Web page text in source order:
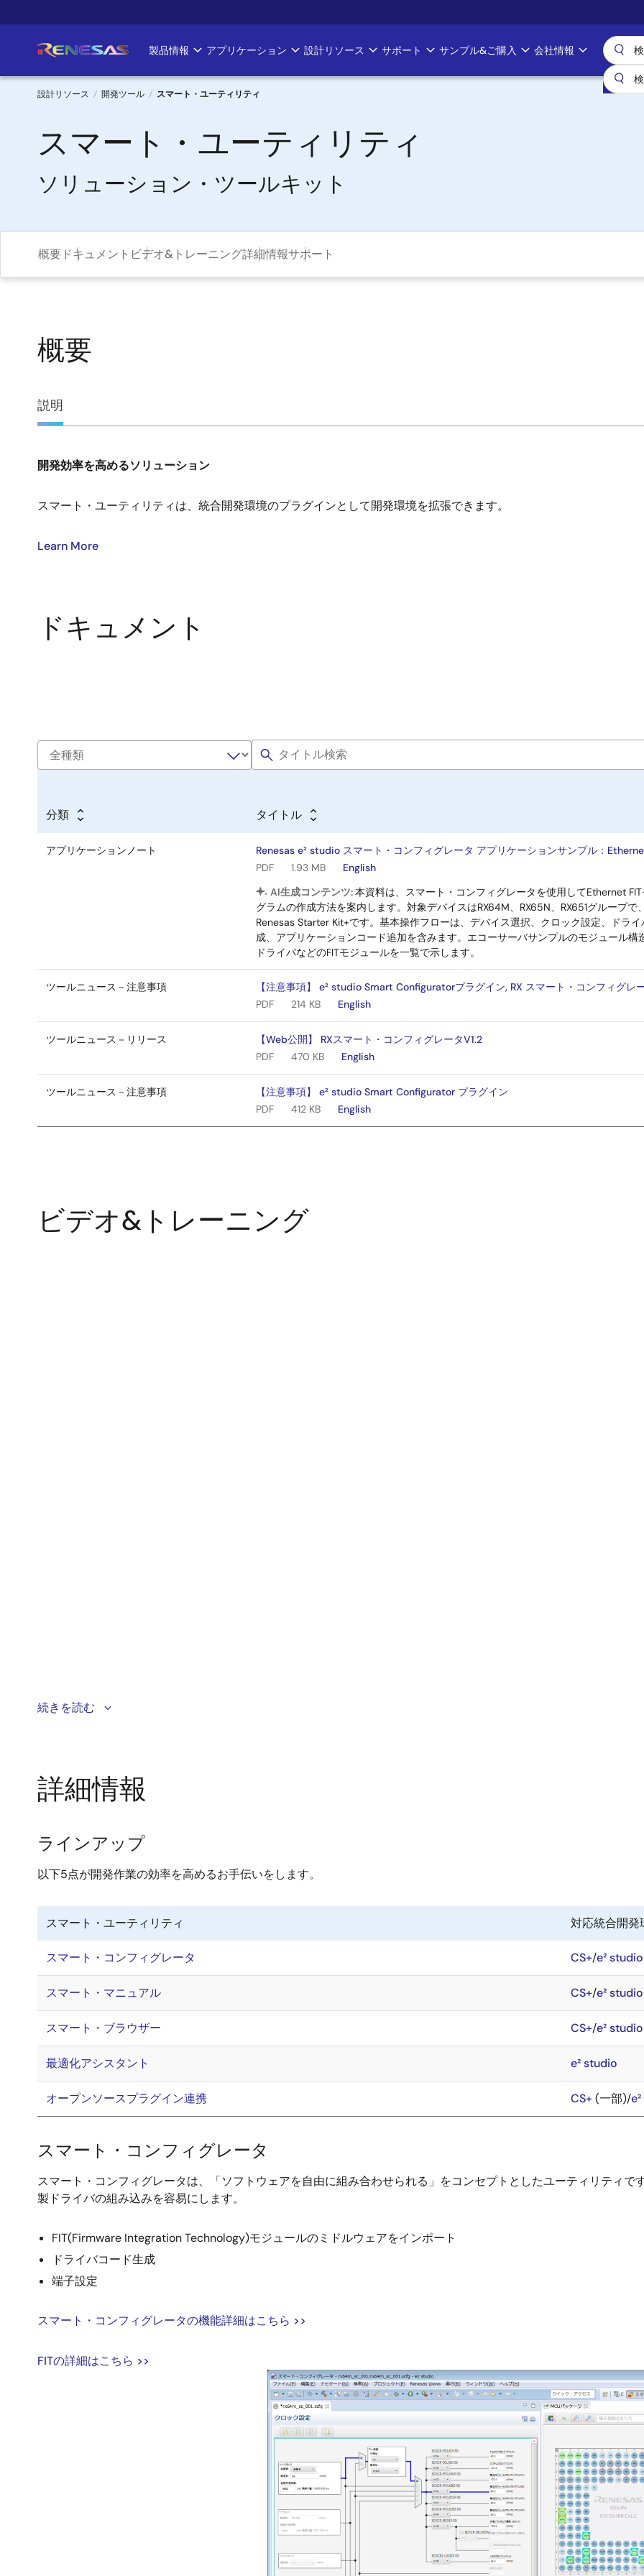
イ
ン
Main
navigation
製品情報 アプリケーション 設計リソース サポート サンプル&ご購入 会社情報
パ
ン
く
設計リソース 開発ツール スマート・ユーティリティ
スマート・ユーティリティ
ソリューション・ツールキット
概要 ドキュメント ビデオ&トレーニング詳細情報サポート
概要
概
説明
明
開発効率を高めるソリューション
スマート・ユーティリティは、統合開発環境のプラグインとして開発環境を拡張できます。
Learn More
ドキュメント
分類 タイトル
アプリケーションノート
Renesas e² studio スマート・コンフィグレータ アプリケーションサンプル：
PDF
1.93 MB
English
AI生成コンテンツ:本資料は、スマート・コンフィグレータを使用してEthernet
グラムの作成方法を案内します。対象デバイスはRX64M、RX65N、RX651グループ
Renesas Starter Kit+です。基本操作フローは、デバイス選択、クロック設定、ドラ
成、アプリケーションコード追加を含みます。エコーサーバサンプルのモジュール
ドライバなどのFITモジュールを一覧で示します。
ツールニュース－注意事項
【注意事項】 e² studio Smart Configuratorプラグイン, RX スマート・コンフィグレ
PDF
214 KB English
ツールニュース－リリース
【Web公開】 RXスマート・コンフィグレータV1.2
PDF
470 KB English
ツールニュース－注意事項
【注意事項】 e² studio Smart Configurator プラグイン
PDF
412 KB English
ビデオ&トレーニング
MCU/MPUの技術情報を得たい時、Web上で探し回らなくてもe² studio上ですぐに参照することができます。本ビデ
続きを読む
詳細情報
ラインアップ
以下5点が開発作業の効率を高めるお手伝いをします。
スマート・ユーティリティ 対応統合開発
スマート・コンフィグレータ CS+/e² studio
スマート・マニュアル CS+/e² studio
スマート・ブラウザー CS+/e² studio
最適化アシスタント e² studio
オープンソースプラグイン連携 CS+(一部)/
スマート・コンフィグレータ
スマート・コンフィグレータは、「ソフトウェアを自由に組み合わせられる」をコンセプトとしたユーティリティ
製ドライバの組み込みを容易にします。
FIT(Firmware Integration Technology)モジュールのミドルウェアをインポート
ドライバコード生成
端子設定
スマート・コンフィグレータの機能詳細はこちら >>
FITの詳細はこちら >>